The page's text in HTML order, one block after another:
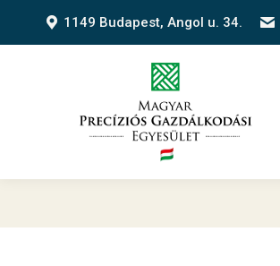
1149 Budapest, Angol u. 34.